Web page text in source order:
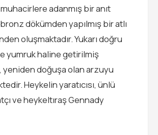
adanmış bir anıt
dökümden yapılmış bir atlı
oluşmaktadır. Yukarı doğru
yumruk haline getirilmiş
yeniden doğuşa olan arzuyu
Heykelin yaratıcısı, ünlü
ve heykeltıraş Gennady